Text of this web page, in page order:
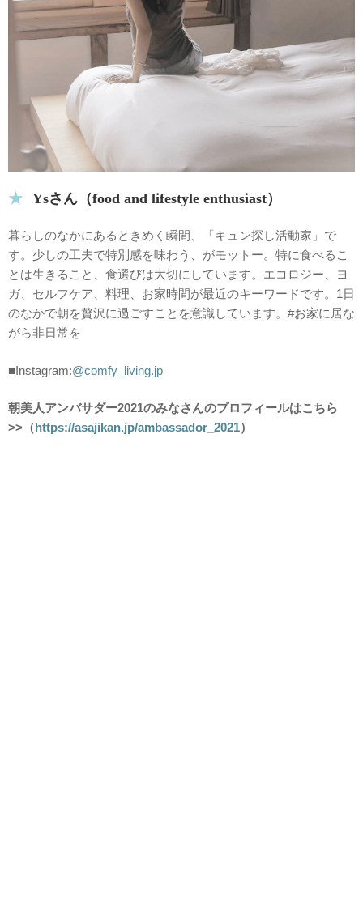
Ysさん（food and lifestyle enthusiast）
暮らしのなかにあるときめく瞬間、「キュン探し活動家」で
す。少しの工夫で特別感を味わう、がモットー。特に食べるこ
とは生きること、食選びは大切にしています。エコロジー、ヨ
ガ、セルフケア、料理、お家時間が最近のキーワードです。1日
のなかで朝を贅沢に過ごすことを意識しています。#お家に居な
がら非日常を
■Instagram:@comfy_living.jp
朝美人アンバサダー2021のみなさんのプロフィールはこちら
>>（https://asajikan.jp/ambassador_2021）